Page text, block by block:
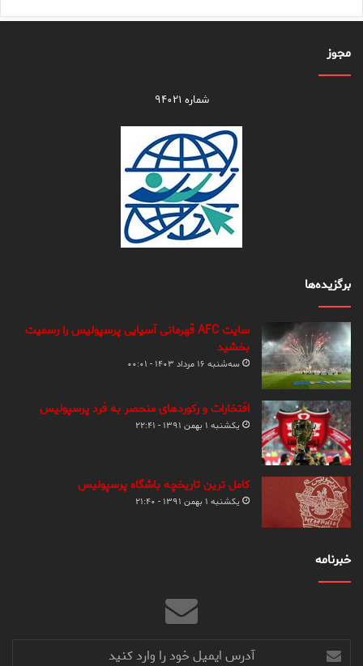
مجوز
شماره ۹۴۰۲۱
برگزیده‌ها
سایت AFC قهرمانی آسیایی پرسپولیس را رسمیت
بخشید
سه‌شنبه ۱۶ مرداد ۱۴۰۳ - ۰۰:۰۱
افتخارات و رکوردهای منحصر به فرد پرسپولیس
یکشنبه ۱ بهمن ۱۳۹۱ - ۲۲:۴۱
کامل ترین تاریخچه باشگاه پرسپولیس
یکشنبه ۱ بهمن ۱۳۹۱ - ۲۱:۴۰
خبرنامه
آدرس